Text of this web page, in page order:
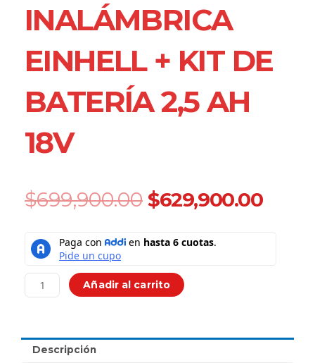
INALÁMBRICA
EINHELL + KIT DE
BATERÍA 2,5 AH
18V
$699,900.00 Original
price
$699,900.00.
$629,900.00
ENGRAMPADORA
INALÁMBRICA
EINHELL
+
BATERÍA
2,5
Añadir al carrito
Descripción